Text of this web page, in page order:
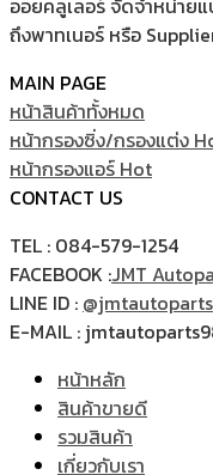
ออยคลูเลอร์ จัดจำหน่าย
ถึงพาทเนอร์ หรือ
MAIN PAGE
หน้าสินค้าทั้งหมด
หน้ากรองซิ่ง/กรองแต่ง
หน้ากรองแอร์
CONTACT US
TEL : 084-579-1254
FACEBOOK :JMT
LINE ID : @jmtautoparts
E-MAIL :
หน้าหลัก
สินค้าขายดี
รวมสินค้า
เกี่ยวกับเรา